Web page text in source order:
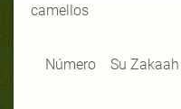
camellos
Número Su Zakaah